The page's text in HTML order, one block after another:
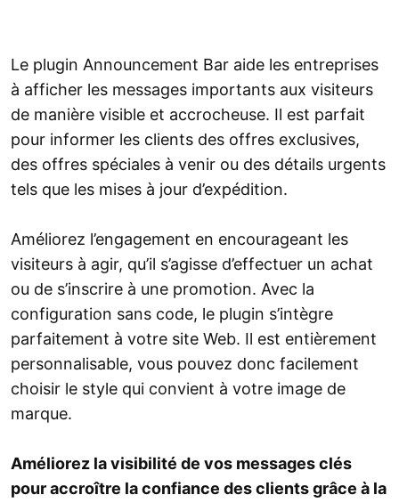
Le plugin Announcement Bar aide les entreprises
à afficher les messages importants aux visiteurs
de manière visible et accrocheuse. Il est parfait
pour informer les clients des offres exclusives,
des offres spéciales à venir ou des détails urgents
tels que les mises à jour d’expédition.
Améliorez l’engagement en encourageant les
visiteurs à agir, qu’il s’agisse d’effectuer un achat
ou de s’inscrire à une promotion. Avec la
configuration sans code, le plugin s’intègre
parfaitement à votre site Web. Il est entièrement
personnalisable, vous pouvez donc facilement
choisir le style qui convient à votre image de
marque.
Améliorez la visibilité de vos messages clés
pour accroître la confiance des clients grâce à la